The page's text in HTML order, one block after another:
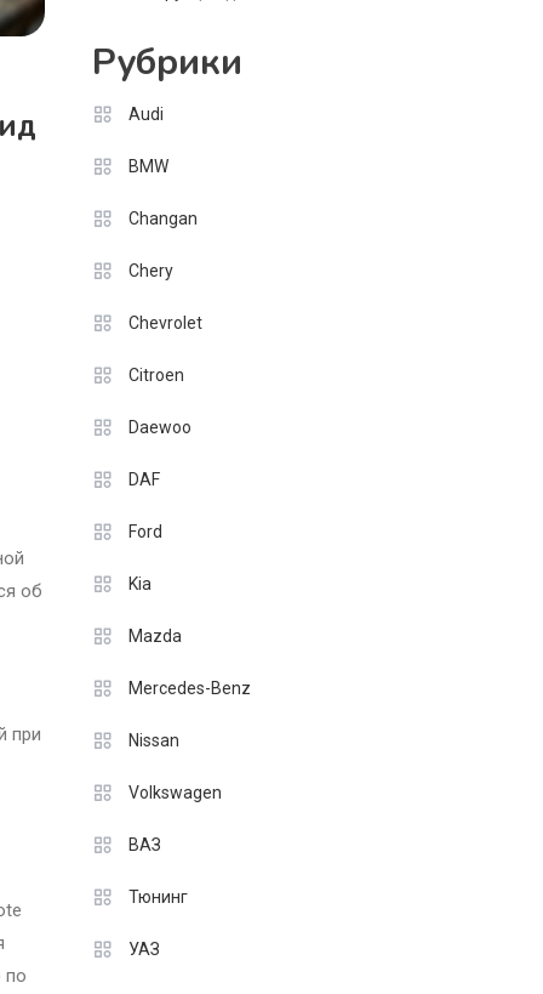
об
при
по
Рубрики
Audi
BMW
Changan
Chery
Chevrolet
Citroen
Daewoo
DAF
Ford
Kia
Mazda
Mercedes-Benz
Nissan
Volkswagen
ВАЗ
Тюнинг
УАЗ